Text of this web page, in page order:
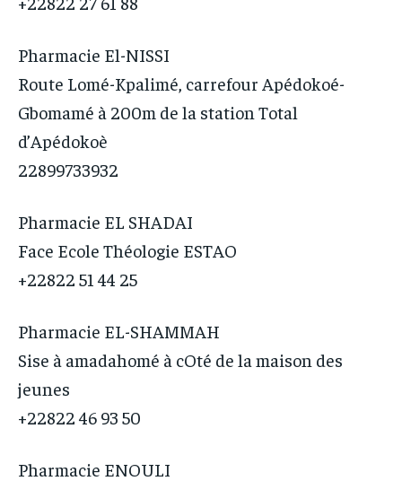
Pharmacie El-NISSI
Route Lomé-Kpalimé, carrefour Apédokoé-
Gbomamé à 200m de la station Total
d’Apédokoè
22899733932
Pharmacie EL SHADAI
Face Ecole Théologie ESTAO
+22822 51 44 25
Pharmacie EL-SHAMMAH
Sise à amadahomé à cOté de la maison des
jeunes
+22822 46 93 50
Pharmacie ENOULI